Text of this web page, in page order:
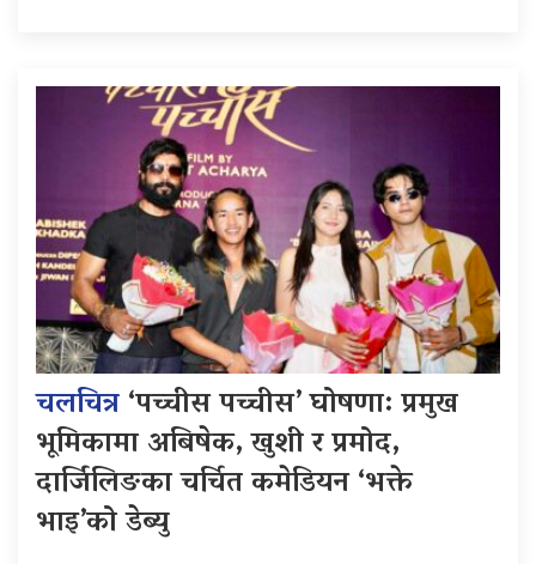
चलचित्र‘पच्चीस पच्चीस’ घोषणा: प्रमुख
भूमिकामा अबिषेक, खुशी र प्रमोद,
दार्जिलिङका चर्चित कमेडियन ‘भक्ते
भाइ’को डेब्यु